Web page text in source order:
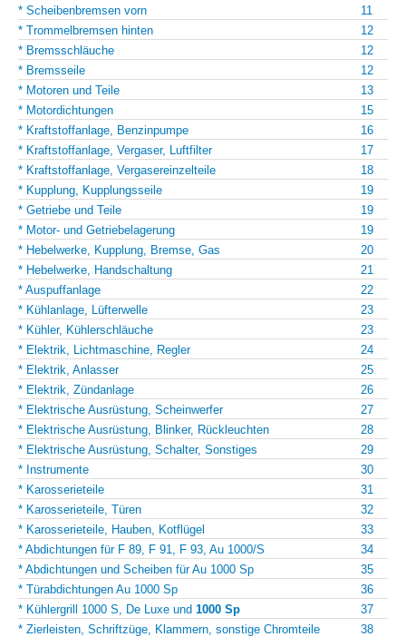
* Scheibenbremsen vorn
11
* Trommelbremsen hinten
12
* Bremsschläuche
12
* Bremsseile
12
* Motoren und Teile
13
* Motordichtungen
15
* Kraftstoffanlage, Benzinpumpe
16
* Kraftstoffanlage, Vergaser, Luftfilter
17
* Kraftstoffanlage, Vergasereinzelteile
18
* Kupplung, Kupplungsseile
19
* Getriebe und Teile
19
* Motor- und Getriebelagerung
19
* Hebelwerke, Kupplung, Bremse, Gas
20
* Hebelwerke, Handschaltung
21
* Auspuffanlage
22
* Kühlanlage, Lüfterwelle
23
* Kühler, Kühlerschläuche
23
* Elektrik, Lichtmaschine, Regler
24
* Elektrik, Anlasser
25
* Elektrik, Zündanlage
26
* Elektrische Ausrüstung, Scheinwerfer
27
* Elektrische Ausrüstung, Blinker, Rückleuchten
28
* Elektrische Ausrüstung, Schalter, Sonstiges
29
* Instrumente
30
* Karosserieteile
31
* Karosserieteile, Türen
32
* Karosserieteile, Hauben, Kotflügel
33
* Abdichtungen für F 89, F 91, F 93, Au 1000/S
34
* Abdichtungen und Scheiben für Au 1000 Sp
35
* Türabdichtungen Au 1000 Sp
36
* Kühlergrill 1000 S, De Luxe und 1000 Sp
37
* Zierleisten, Schriftzüge, Klammern, sonstige Chromteile
38